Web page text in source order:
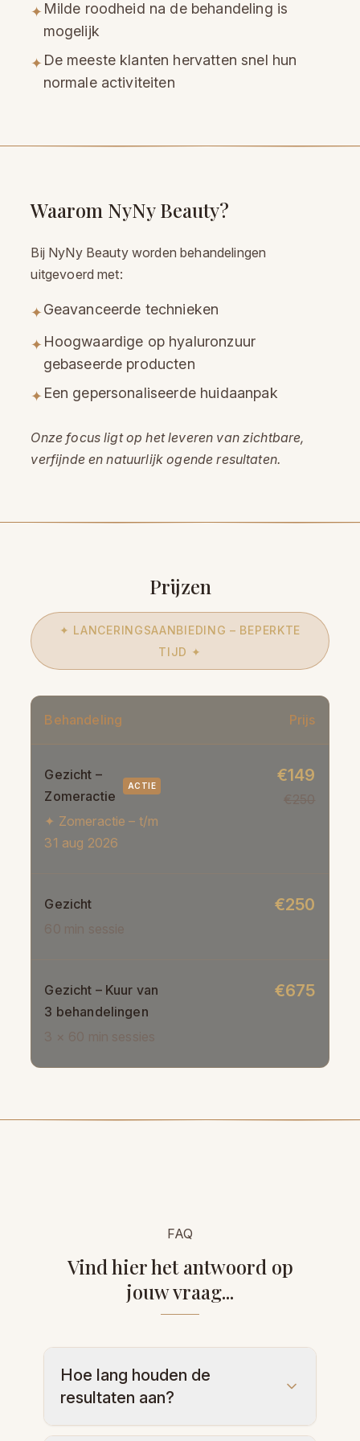
✦Milde roodheid na de behandeling is
mogelijk
✦De meeste klanten hervatten snel hun
normale activiteiten
Waarom NyNy Beauty?
Bij NyNy Beauty worden behandelingen
uitgevoerd met:
✦Geavanceerde technieken
✦Hoogwaardige op hyaluronzuur
gebaseerde producten
✦Een gepersonaliseerde huidaanpak
Onze focus ligt op het leveren van zichtbare,
verfijnde en natuurlijk ogende resultaten.
Prijzen
✦ LANCERINGSAANBIEDING – BEPERKTE
TIJD ✦
Behandeling Prijs
Gezicht –
Zomeractie
ACTIE
✦ Zomeractie – t/m
31 aug 2026
€149
€250
Gezicht
60 min sessie
€250
Gezicht – Kuur van
3 behandelingen
3 × 60 min sessies
€675
FAQ
Vind hier het antwoord op
jouw vraag...
Hoe lang houden de
resultaten aan?